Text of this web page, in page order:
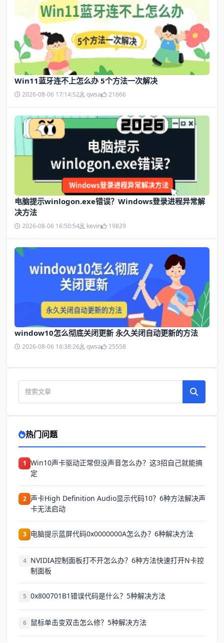
Win11蓝牙连不上怎么办 5个方法一次解决
2026-08-06 17:14:52 qwsa 21666
电脑提示winlogon.exe错误？Windows登录进程异常解
决方法
2026-08-06 16:50:54 kevin 19829
window10怎么彻底关闭更新 永久关闭自动更新的方法
2026-08-06 16:38:26 qwsa 25558
热门问题
1 Win10声卡驱动正常但没声音怎么办？这3招自己就能搞
定
2 声卡High Definition Audio显示代码10？6种方法解决声
卡无法启动
3 电脑提示蓝屏代码0x0000000A怎么办？6种解决方法
4 NVIDIA控制面板打不开怎么办？6种方法快速打开N卡控
制面板
5 0x800701B1错误代码是什么？5种解决方法
6 鼠标单击变双击怎么修？5种解决方法